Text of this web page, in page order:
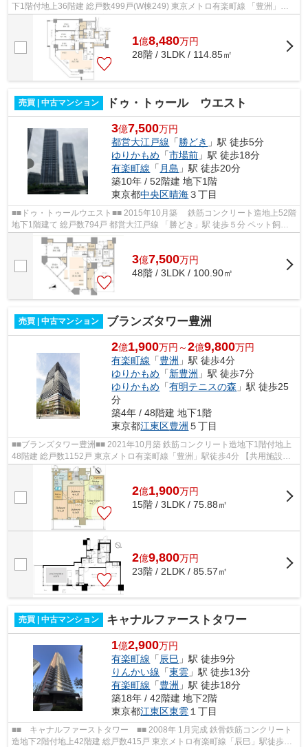
下1階付地上36階建 総戸数499戸(W棟249) 東京メトロ有楽町線 「豊洲」駅
徒歩12分 オートロック 宅配ボック...
1億8,480万円
28階 / 3LDK / 114.85㎡
売買 | 中古マンション ドゥ・トゥール ウエスト
3億7,500万円
都営大江戸線 「 勝どき 」駅 徒歩5分
ゆりかもめ 「市場前 」駅 徒歩18分
有楽町線 「 月島 」駅 徒歩20分
築10年 / 52階建 地下1階
東京都中央区晴海３丁目
■■ドゥ・トゥールウエスト■■ 2015年10月築 鉄筋コンクリート造地上52階
地下1階建て 総戸数794戸 都営大江戸線 「勝どき」駅 徒歩５分 ペット飼育
可能 オートロック・防犯カメラ完...
3億7,500万円
48階 / 3LDK / 100.90㎡
売買 | 中古マンション ブランズタワー豊洲
2億1,900万円～2億9,800万円
有楽町線 「豊洲 」駅 徒歩4分
ゆりかもめ 「新豊洲 」駅 徒歩7分
ゆりかもめ 「有明テニスの森 」駅 徒歩25
分
築4年 / 48階建 地下1階
東京都江東区豊洲 ５丁目
■■ブランズタワー豊洲■■ 2021年10月築 鉄筋コンクリート造地下1階付地上
48階建 総戸数1152戸 東京メトロ有楽町線「豊洲」駅徒歩4分 【共用施設】
・ウエルカムホール ・ウエルカム...
2億1,900万円
15階 / 3LDK / 75.88㎡
2億9,800万円
23階 / 2LDK / 85.57㎡
売買 | 中古マンション キャナルファーストタワー
1億2,900万円
有楽町線 「 辰巳 」駅 徒歩9分
りんかい線 「東雲 」駅 徒歩13分
有楽町線 「豊洲 」駅 徒歩18分
築18年 / 42階建 地下2階
東京都江東区東雲 １丁目
■■ キャナルファーストタワー ■■ 2008年 1月完成 鉄骨鉄筋コンクリート
造地下2階付地上42階建 総戸数415戸 東京メトロ有楽町線「辰巳」駅徒歩9